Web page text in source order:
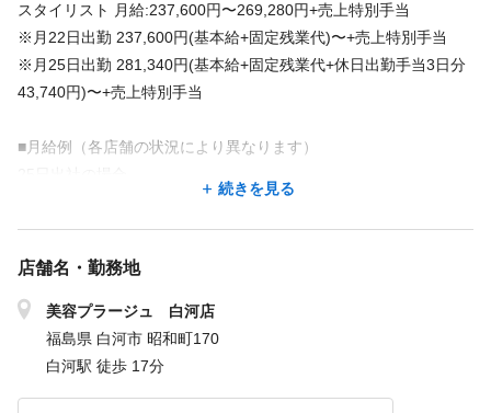
スタイリスト ⽉給:237,600円〜269,280円+売上特別⼿当
※⽉22⽇出勤 237,600円(基本給+固定残業代)〜+売上特別⼿当
※⽉25⽇出勤 281,340円(基本給+固定残業代+休⽇出勤⼿当3⽇分
43,740円)〜+売上特別⼿当
■⽉給例（各店舗の状況により異なります）
・スタイリスト(20代 ⼊社4年)
⽉給45.3万円/固定給237,600円+特別⼿当111,400円+その他⼿当1
04,000円
トップスタイリスト ⽉給:270,160円〜299,200円+売上特別⼿当
※⽉22⽇出勤 270,160円(基本給+固定残業代)〜+売上特別⼿当
※⽉25⽇出勤 319,894円(基本給+固定残業代+休⽇出勤⼿当3⽇分
49,734円)〜+売上特別⼿当
続きを見る
店舗名・勤務地
美容プラージュ 白河店
福島県 白河市 昭和町170
白河駅 徒歩 17分